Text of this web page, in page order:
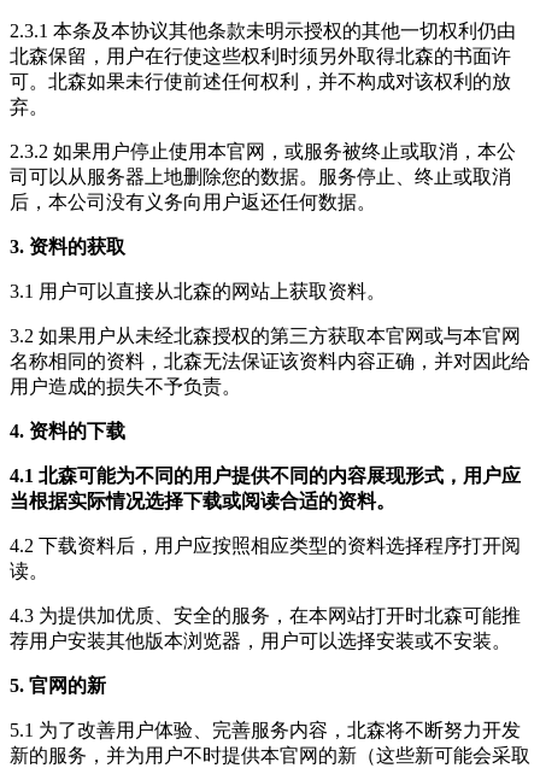
2.3.1 本条及本协议其他条款未明示授权的其他一切权利仍由
北森保留，用户在行使这些权利时须另外取得北森的书面许
可。北森如果未行使前述任何权利，并不构成对该权利的放
弃。
2.3.2 如果用户停止使用本官网，或服务被终止或取消，本公
司可以从服务器上地删除您的数据。服务停止、终止或取消
后，本公司没有义务向用户返还任何数据。
3. 资料的获取
3.1 用户可以直接从北森的网站上获取资料。
3.2 如果用户从未经北森授权的第三方获取本官网或与本官网
名称相同的资料，北森无法保证该资料内容正确，并对因此给
用户造成的损失不予负责。
4. 资料的下载
4.1 北森可能为不同的用户提供不同的内容展现形式，用户应
当根据实际情况选择下载或阅读合适的资料。
4.2 下载资料后，用户应按照相应类型的资料选择程序打开阅
读。
4.3 为提供加优质、安全的服务，在本网站打开时北森可能推
荐用户安装其他版本浏览器，用户可以选择安装或不安装。
5. 官网的新
5.1 为了改善用户体验、完善服务内容，北森将不断努力开发
新的服务，并为用户不时提供本官网的新（这些新可能会采取